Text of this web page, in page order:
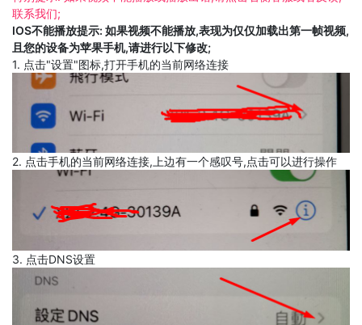
联系我们;
IOS不能播放提示: 如果视频不能播放,表现为仅仅加载出第一帧视频,
且您的设备为苹果手机,请进行以下修改;
1. 点击"设置"图标,打开手机的当前网络连接
2. 点击手机的当前网络连接,上边有一个感叹号,点击可以进行操作
3. 点击DNS设置